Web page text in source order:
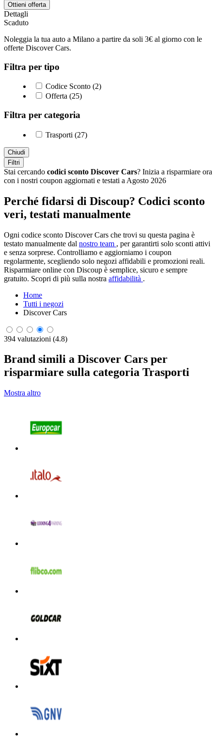
Ottieni offerta
Dettagli
Scaduto
Noleggia la tua auto a Milano a partire da soli 3€ al giorno con le
offerte Discover Cars.
Filtra per tipo
Codice Sconto (2)
Offerta (25)
Filtra per categoria
Trasporti (27)
Chiudi
Filtri
Stai cercando codici sconto Discover Cars? Inizia a risparmiare ora
con i nostri coupon aggiornati e testati a Agosto 2026
Perché fidarsi di Discoup? Codici sconto
veri, testati manualmente
Ogni codice sconto Discover Cars che trovi su questa pagina è
testato manualmente dal nostro team , per garantirti solo sconti attivi
e senza sorprese. Controlliamo e aggiorniamo i coupon
regolarmente, scegliendo solo negozi affidabili e promozioni reali.
Risparmiare online con Discoup è semplice, sicuro e sempre
gratuito. Scopri di più sulla nostra affidabilità .
Home
Tutti i negozi
Discover Cars
394 valutazioni (4.8)
Brand simili a Discover Cars per
risparmiare sulla categoria Trasporti
Mostra altro